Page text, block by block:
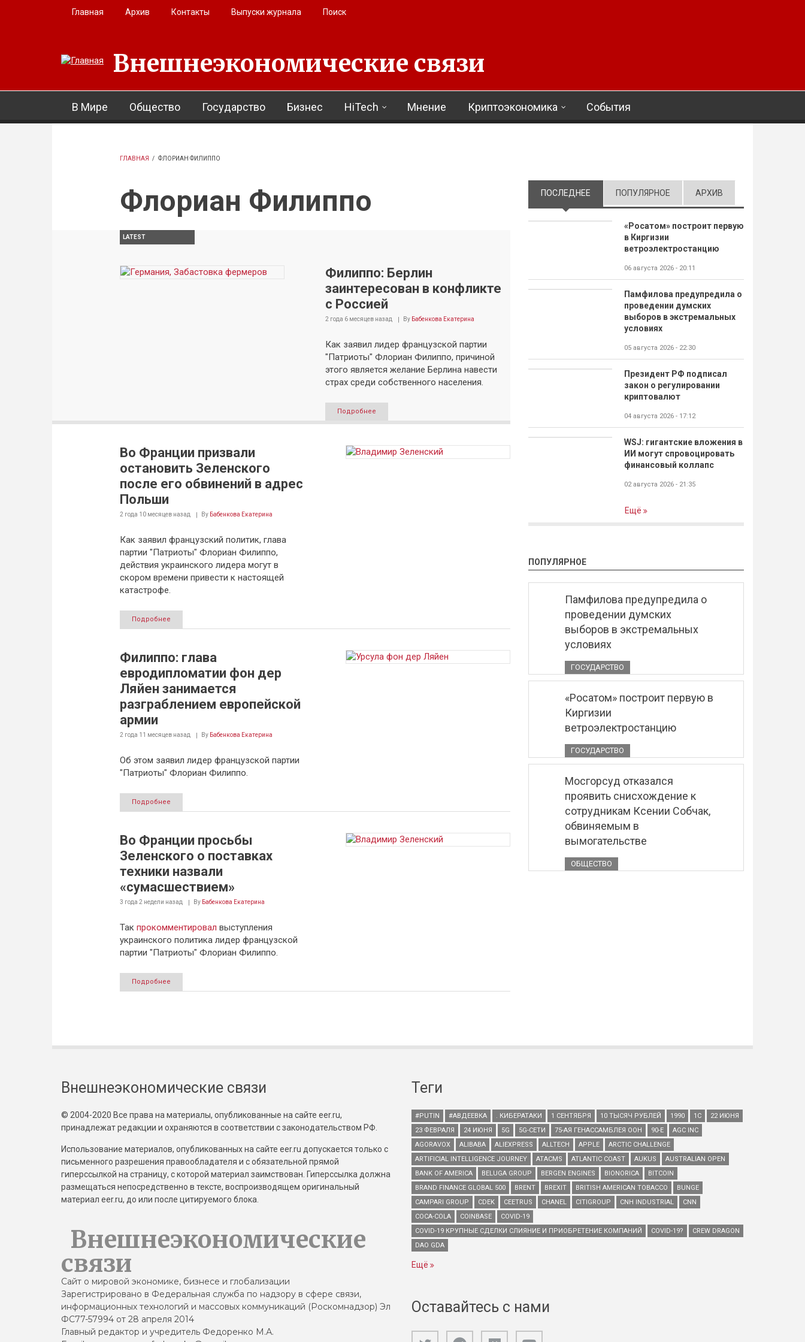
Перейти к основному содержанию
Главная Архив Контакты Выпуски журнала Поиск
Внешнеэкономические связи
В Мире Общество Государство Бизнес HiTech Мнение Криптоэкономика События
ГЛАВНАЯ / ФЛОРИАН ФИЛИППО
Флориан Филиппо
LATEST
Филиппо: Берлин
заинтересован в конфликте
с Россией
2 года 6 месяцевназад By Бабенкова Екатерина
Как заявил лидер французской партии
"Патриоты" Флориан Филиппо, причиной
этого является желание Берлина навести
страх среди собственного населения.
Подробнее
Во Франции призвали
остановить Зеленского
после его обвинений в адрес
Польши
2 года 10 месяцевназад By Бабенкова Екатерина
Как заявил французский политик, глава
партии "Патриоты" Флориан Филиппо,
действия украинского лидера могут в
скором времени привести к настоящей
катастрофе.
Подробнее
Филиппо: глава
евродипломатии фон дер
Ляйен занимается
разграблением европейской
армии
2 года 11 месяцевназад By Бабенкова Екатерина
Об этом заявил лидер французской партии
"Патриоты" Флориан Филиппо.
Подробнее
Во Франции просьбы
Зеленского о поставках
техники назвали
«сумасшествием»
3 года 2 недели назад By Бабенкова Екатерина
Так прокомментировал выступления
украинского политика лидер французской
партии "Патриоты" Флориан Филиппо.
Подробнее
ПОСЛЕДНЕЕ (АКТИВНАЯ ВКЛАДКА)
ПОПУЛЯРНОЕ АРХИВ
«Росатом» построит первую
в Киргизии
ветроэлектростанцию
06 августа 2026 - 20:11
Памфилова предупредила о
проведении думских
выборов в экстремальных
условиях
05 августа 2026 - 22:30
Президент РФ подписал
закон о регулировании
криптовалют
04 августа 2026 - 17:12
WSJ: гигантские вложения в
ИИ могут спровоцировать
финансовый коллапс
02 августа 2026 - 21:35
Ещё
ПОПУЛЯРНОЕ
Памфилова предупредила о
проведении думских
выборов в экстремальных
условиях
ГОСУДАРСТВО
«Росатом» построит первую в
Киргизии
ветроэлектростанцию
ГОСУДАРСТВО
Мосгорсуд отказался
проявить снисхождение к
сотрудникам Ксении Собчак,
обвиняемым в
вымогательстве
ОБЩЕСТВО
Внешнеэкономические связи
© 2004-2020 Все права на материалы, опубликованные на сайте eer.ru,
принадлежат редакции и охраняются в соответствии с законодательством РФ.
Использование материалов, опубликованных на сайте eer.ru допускается только с
письменного разрешения правообладателя и с обязательной прямой
гиперссылкой на страницу, с которой материал заимствован. Гиперссылка должна
размещаться непосредственно в тексте, воспроизводящем оригинальный
материал eer.ru, до или после цитируемого блока.
Внешнеэкономические
связи
Сайт о мировой экономике, бизнесе и глобализации
Зарегистрировано в Федеральная служба по надзору в сфере связи,
информационных технологий и массовых коммуникаций (Роскомнадзор) Эл
ФС77-57994 от 28 апреля 2014
Главный редактор и учредитель Федоренко М.А.
Теги
#PUTIN #АВДЕЕВКА . КИБЕРАТАКИ 1 СЕНТЯБРЯ 10 ТЫСЯЧ РУБЛЕЙ 1990 1С
22 ИЮНЯ
23 ФЕВРАЛЯ
24 ИЮНЯ 5G 5G-СЕТИ 75-АЯ ГЕНАССАМБЛЕЯ ООН 90-Е
AGC INC
AGORAVOX
ALIBABA ALIEXPRESS ALLTECH APPLE
ARCTIC CHALLENGE
ARTIFICIAL INTELLIGENCE JOURNEY
ATACMS ATLANTIC COAST AUKUS
AUSTRALIAN OPEN
BANK OF AMERICA
BELUGA GROUP BERGEN ENGINES BIONORICA
BITCOIN
BRAND FINANCE GLOBAL 500
BRENT BREXIT BRITISH AMERICAN TOBACCO
BUNGE
CAMPARI GROUP
CDEK CEETRUS CHANEL CITIGROUP CNH INDUSTRIAL
CNN
COCA-COLA
COINBASE
COVID-19
COVID-19 КРУПНЫЕ СДЕЛКИ СЛИЯНИЕ И ПРИОБРЕТЕНИЕ КОМПАНИЙ
COVID-19?
CREW DRAGON
DAO GDA
Ещё
Оставайтесь с нами